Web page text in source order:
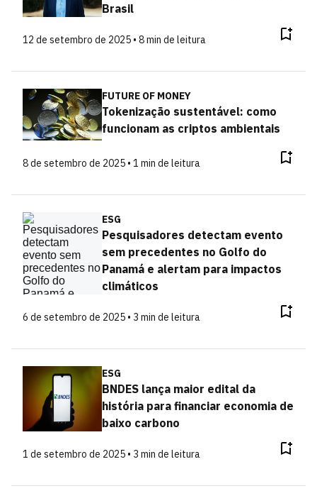
Brasil
12 de setembro de 2025 • 8 min de leitura
FUTURE OF MONEY
Tokenização sustentável: como
funcionam as criptos ambientais
8 de setembro de 2025 • 1 min de leitura
ESG
Pesquisadores detectam evento
sem precedentes no Golfo do
Panamá e alertam para impactos
climáticos
6 de setembro de 2025 • 3 min de leitura
ESG
BNDES lança maior edital da
história para financiar economia de
baixo carbono
1 de setembro de 2025 • 3 min de leitura